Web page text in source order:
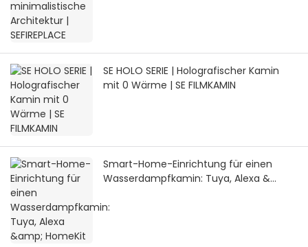
SE HOLO SERIE | Holografischer Kamin
mit 0 Wärme | SE FILMKAMIN
Smart-Home-Einrichtung für einen
Wasserdampfkamin: Tuya, Alexa &